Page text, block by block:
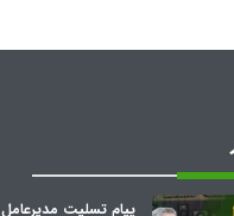
پیام تسلیت مدیرعامل